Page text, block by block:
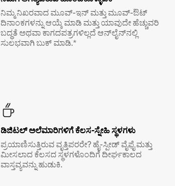
ನಿಮ್ಮ ನಿಖರವಾದ ಮೂವ್-ಇನ್ ಮತ್ತು ಮೂವ್-ಔಟ್
ದಿನಾಂಕಗಳನ್ನು ಆಯ್ಕೆ ಮಾಡಿ ಮತ್ತು ಯಾವುದೇ ಹೆಚ್ಚುವರಿ
ಬದ್ಧತೆ ಅಥವಾ ಕಾಗದಪತ್ರಗಳಿಲ್ಲದೆ ಆನ್‌ಲೈನ್‌ನಲ್ಲಿ
ಸುಲಭವಾಗಿ ಬುಕ್ ಮಾಡಿ.*
ಡಿಜಿಟಲ್ ಅಲೆಮಾರಿಗಳಿಗೆ ಕೆಲಸ-ಸ್ನೇಹಿ ಸ್ಥಳಗಳು
ಪ್ರಯಾಣಿಸುತ್ತಿರುವ ವೃತ್ತಿಪರರೇ? ಹೈ-ಸ್ಪೀಡ್ ವೈಫೈ ಮತ್ತು
ಮೀಸಲಾದ ಕೆಲಸದ ಸ್ಥಳಗಳೊಂದಿಗೆ ದೀರ್ಘಕಾಲದ
ವಾಸ್ತವ್ಯವನ್ನು ಹುಡುಕಿ.